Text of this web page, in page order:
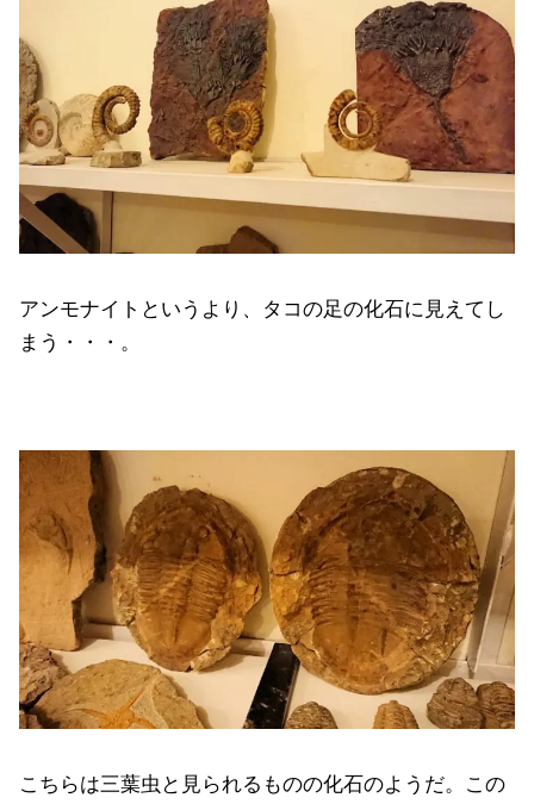
アンモナイトというより、タコの足の化石に見えてし
まう・・・。
こちらは三葉虫と見られるものの化石のようだ。この